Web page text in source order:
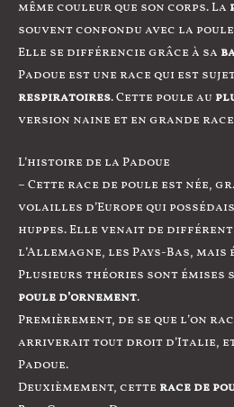
même couleur que son corps. La
souvent confondu avec la
Elle se différencie grâce à sa
Padoue est une race qui est
respiratoires. Cette poule au
version naine et en grande
L’histoire de la Padoue
– Cette race de poule est née,
volailles d’Europe qui
huppes. Elle venait de
l’Allemagne, les Pays-Bas,
Plusieurs théories sont émises
poule d’ornement.
Premièrement, de se que l’on
arriverait tout droit d’Italie, et
Padoue.
Deuxièmement, cette race de